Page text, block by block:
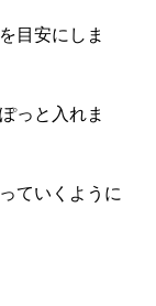
目安にしま
っと入れま
ていくように